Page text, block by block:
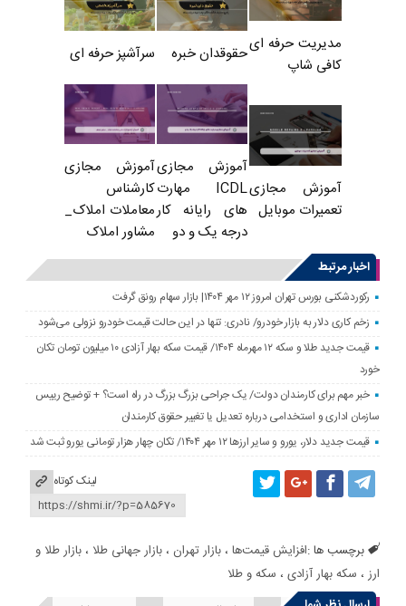
مدیریت حرفه ای
کافی شاپ
حقوقدان خبره سرآشپز حرفه ای
آموزش مجازی
تعمیرات موبایل
آموزش مجازی
ICDL مهارت
های رایانه کار
درجه یک و دو
آموزش مجازی
کارشناس
معاملات املاک_
مشاور املاک
اخبار مرتبط
رکوردشکنی بورس تهران امروز ۱۲ مهر ۱۴۰۴| بازار سهام رونق گرفت
زخم کاری دلار به بازار خودرو/ نادری: تنها در این حالت قیمت خودرو نزولی می‌شود
قیمت جدید طلا و سکه ۱۲ مهرماه ۱۴۰۴/ قیمت سکه بهار آزادی ۱۰ میلیون تومان تکان
خورد
خبر مهم برای کارمندان دولت/ یک جراحی بزرگ بزرگ در راه است؟ + توضیح رییس
سازمان اداری و استخدامی درباره تعدیل یا تغییر حقوق کارمندان
قیمت جدید دلار، یورو و سایر ارزها ۱۲ مهر ۱۴۰۴/ تکان چهار هزار تومانی یورو ثبت شد
لینک کوتاه
برچسب ها :افزایش قیمت‌ها ،بازار تهران ،بازار جهانی طلا ،بازار طلا و
ارز ، سکه بهار آزادی ، سکه و طلا